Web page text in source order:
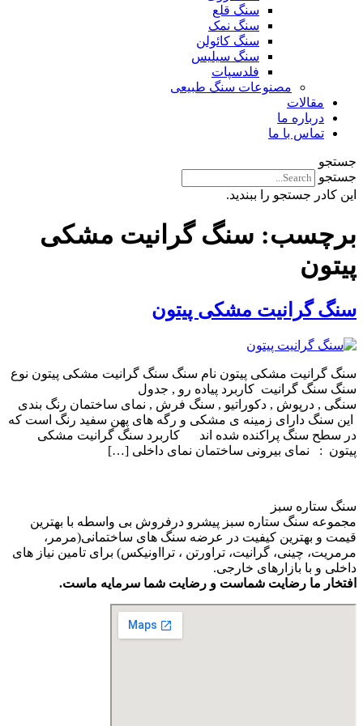
سنگ قلع
سنگ نمک
سنگ کائولن
سنگ سیلیس
فلدسپات
مصنوعات سنگ طبیعی
مقالات
درباره ما
تماس با ما
جستجو
جستجو
این کادر جستجو را ببندید.
برچسب: سنگ گرانیت مشکی
پیتون
سنگ گرانیت مشکی پیتون
سنگ گرانیت مشکی پیتون نام سنگ سنگ گرانیت مشکی پیتون نوع
سنگ سنگ گرانیت کاربرد پیاده رو , جدول
سنگی , درپوش , دکوراتیو , سنگ فرش , نمای ساختمان رنگ بندی
این سنگ دارای زمینه ی مشکی و رگه های پهن سفید رنگ است که
در سطح سنگ پراکنده شده اند کاربرد سنگ گرانیت مشکی
پیتون : نمای بیرونی ساختمان نمای داخلی […]
سنگ ستاره سبز
مجموعه سنگ ستاره سبز پیشرو درفروش بی واسطه با بهترین
قیمت و بهترین کیفیت در عرضه سنگ های ساختمانی(مرمر،
مرمریت، چینی، گرانیت، تراورتن ، ترااونیکس) برای تامین نیاز های
داخلی و با بازارهای خارجی.
افتخار ما رضایت شماست و رضایت شما سرمایه ماست.